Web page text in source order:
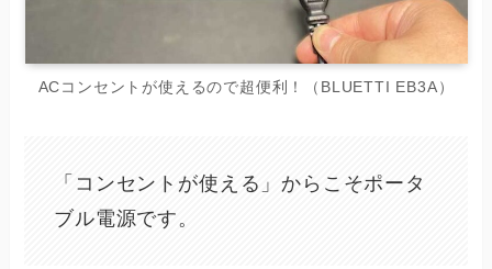
ACコンセントが使えるので超便利！（BLUETTI EB3A）
「コンセントが使える」からこそポータ
ブル電源です。